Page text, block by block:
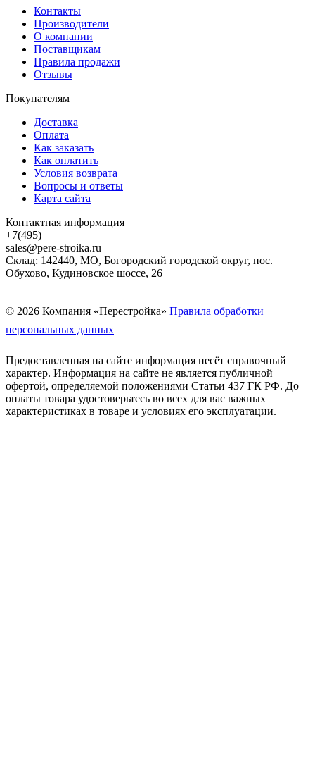
Контакты
Производители
О компании
Поставщикам
Правила продажи
Отзывы
Покупателям
Доставка
Оплата
Как заказать
Как оплатить
Условия возврата
Вопросы и ответы
Карта сайта
Контактная информация
+7(495)
sales@pere-stroika.ru
Склад: 142440, МО, Богородский городской округ, пос.
Обухово, Кудиновское шоссе, 26
© 2026 Компания «Перестройка» Правила обработки
персональных данных
Предоставленная на сайте информация несёт справочный
характер. Информация на сайте не является публичной
офертой, определяемой положениями Статьи 437 ГК РФ. До
оплаты товара удостоверьтесь во всех для вас важных
характеристиках в товаре и условиях его эксплуатации.